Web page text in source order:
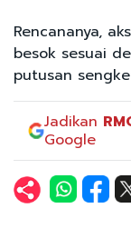
Rencananya,
besok sesuai
putusan
Jadikan
Google